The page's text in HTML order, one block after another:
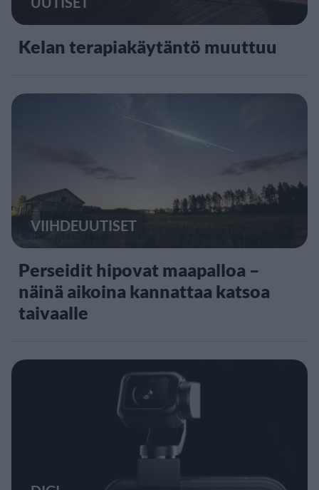
Kelan terapiakäytäntö muuttuu
VIIHDEUUTISET
Perseidit hipovat maapalloa –
näinä aikoina kannattaa katsoa
taivaalle